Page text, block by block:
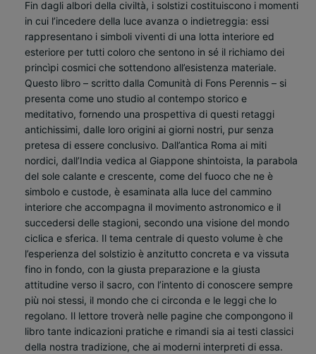
Fin dagli albori della civiltà, i solstizi costituiscono i momenti
in cui l’incedere della luce avanza o indietreggia: essi
rappresentano i simboli viventi di una lotta interiore ed
esteriore per tutti coloro che sentono in sé il richiamo dei
princìpi cosmici che sottendono all’esistenza materiale.
Questo libro – scritto dalla Comunità di Fons Perennis – si
presenta come uno studio al contempo storico e
meditativo, fornendo una prospettiva di questi retaggi
antichissimi, dalle loro origini ai giorni nostri, pur senza
pretesa di essere conclusivo. Dall’antica Roma ai miti
nordici, dall’India vedica al Giappone shintoista, la parabola
del sole calante e crescente, come del fuoco che ne è
simbolo e custode, è esaminata alla luce del cammino
interiore che accompagna il movimento astronomico e il
succedersi delle stagioni, secondo una visione del mondo
ciclica e sferica. Il tema centrale di questo volume è che
l’esperienza del solstizio è anzitutto concreta e va vissuta
fino in fondo, con la giusta preparazione e la giusta
attitudine verso il sacro, con l’intento di conoscere sempre
più noi stessi, il mondo che ci circonda e le leggi che lo
regolano. Il lettore troverà nelle pagine che compongono il
libro tante indicazioni pratiche e rimandi sia ai testi classici
della nostra tradizione, che ai moderni interpreti di essa.